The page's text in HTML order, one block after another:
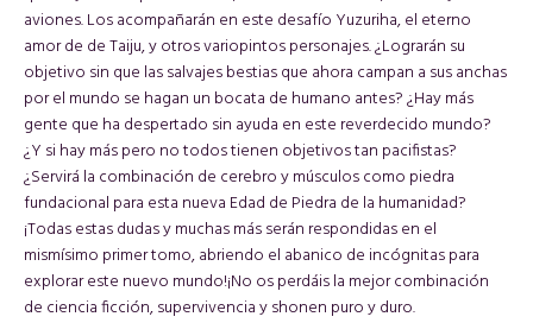
aviones. Los acompañarán en este desafío Yuzuriha, el eterno
amor de de Taiju, y otros variopintos personajes. ¿Lograrán su
objetivo sin que las salvajes bestias que ahora campan a sus anchas
por el mundo se hagan un bocata de humano antes? ¿Hay más
gente que ha despertado sin ayuda en este reverdecido mundo?
¿Y si hay más pero no todos tienen objetivos tan pacifistas?
¿Servirá la combinación de cerebro y músculos como piedra
fundacional para esta nueva Edad de Piedra de la humanidad?
¡Todas estas dudas y muchas más serán respondidas en el
mismísimo primer tomo, abriendo el abanico de incógnitas para
explorar este nuevo mundo!¡No os perdáis la mejor combinación
de ciencia ficción, supervivencia y shonen puro y duro.